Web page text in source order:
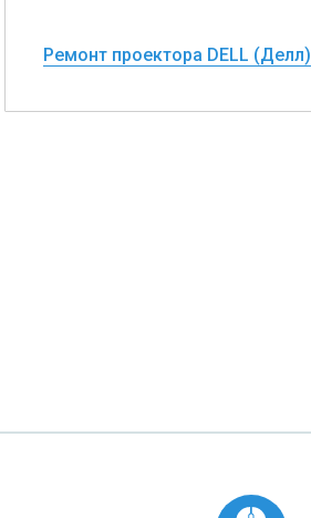
Ремонт проектора DELL (Делл)